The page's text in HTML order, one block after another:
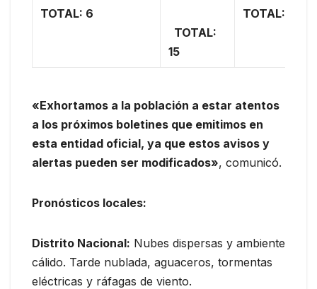
TOTAL: 6
TOTAL:
15
TOTAL: 0
«Exhortamos a la población a estar atentos
a los próximos boletines que emitimos en
esta entidad oficial, ya que estos avisos y
alertas pueden ser modificados», comunicó.
Pronósticos locales:
Distrito Nacional: Nubes dispersas y ambiente
cálido. Tarde nublada, aguaceros, tormentas
eléctricas y ráfagas de viento.